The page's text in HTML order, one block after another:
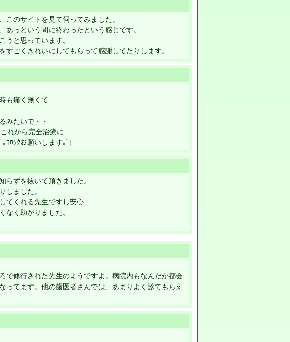
のサイトを見て伺ってみました。
っという間に終わったという感じです。
うと思っています。
ごくきれいにしてもらって感謝してたりします。
も痛く無くて
みたいで・・
れから完全治療に
ﾖﾛｼｸお願いします｡ﾟ]
らずを抜いて頂きました。
しました。
てくれる先生ですし安心
く助かりました。
で修行された先生のようですよ。病院内もなんだか都会
ってます。他の歯医者さんでは、あまりよく診てもらえ